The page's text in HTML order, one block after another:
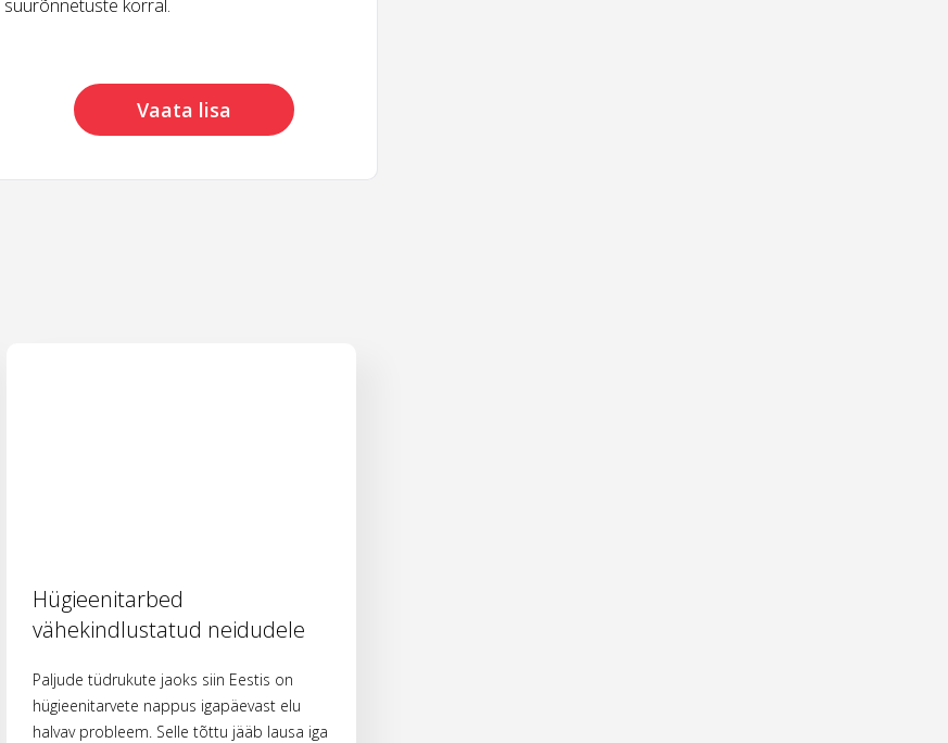
suurõnnetuste korral.
Vaata lisa
Hügieenitarbed
vähekindlustatud neidudele
Paljude tüdrukute jaoks siin Eestis on
hügieenitarvete nappus igapäevast elu
halvav probleem. Selle tõttu jääb lausa iga